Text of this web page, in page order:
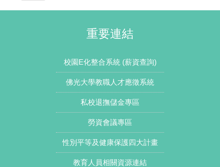
重要連結
校園E化整合系統 (薪資查詢)
佛光大學教職人才應徵系統
私校退撫儲金專區
勞資會議專區
性別平等及健康保護四大計畫
教育人員相關資源連結